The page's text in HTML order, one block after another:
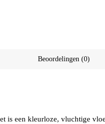
Beoordelingen (0)
is een kleurloze, vluchtige